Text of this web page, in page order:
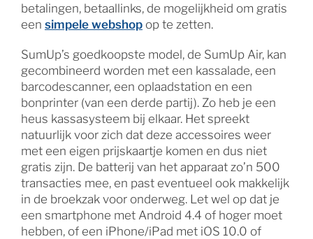
betalingen, betaallinks, de mogelijkheid om gratis
een simpele webshopop te zetten.
SumUp’s goedkoopste model, de SumUp Air, kan
gecombineerd worden met een kassalade, een
barcodescanner, een oplaadstation en een
bonprinter (van een derde partij). Zo heb je een
heus kassasysteem bij elkaar. Het spreekt
natuurlijk voor zich dat deze accessoires weer
met een eigen prijskaartje komen en dus niet
gratis zijn. De batterij van het apparaat zo’n 500
transacties mee, en past eventueel ook makkelijk
in de broekzak voor onderweg. Let wel op dat je
een smartphone met Android 4.4 of hoger moet
hebben, of een iPhone/iPad met iOS 10.0 of